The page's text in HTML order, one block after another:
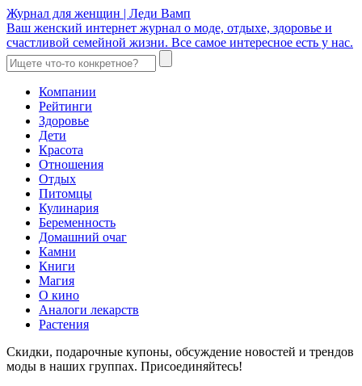
Журнал для женщин | Леди Вамп
Ваш женский интернет журнал о моде, отдыхе, здоровье и
счастливой семейной жизни. Все самое интересное есть у нас.
Компании
Рейтинги
Здоровье
Дети
Красота
Отношения
Отдых
Питомцы
Кулинария
Беременность
Домашний очаг
Камни
Книги
Магия
О кино
Аналоги лекарств
Растения
Скидки, подарочные купоны, обсуждение новостей и трендов
моды в наших группах. Присоединяйтесь!